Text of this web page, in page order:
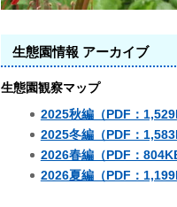
生態園情報 アーカイブ
生態園観察マップ
2025秋編（PDF：
2025冬編（PDF：
2026春編（PDF：
2026夏編（PDF：